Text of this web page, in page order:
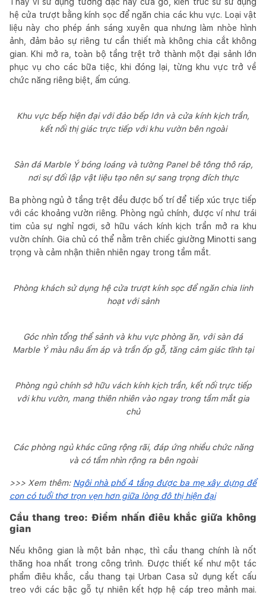
hệ cửa trượt bằng kính sọc để ngăn chia các khu vực. Loại vật
liệu này cho phép ánh sáng xuyên qua nhưng làm nhòe hình
ảnh, đảm bảo sự riêng tư cần thiết mà không chia cắt không
gian. Khi mở ra, toàn bộ tầng trệt trở thành một đại sảnh lớn
phục vụ cho các bữa tiệc, khi đóng lại, từng khu vực trở về
chức năng riêng biệt, ấm cúng.
Khu vực bếp hiện đại với đảo bếp lớn và cửa kính kịch trần,
kết nối thị giác trực tiếp với khu vườn bên ngoài
Sàn đá Marble Ý bóng loáng và tường Panel bê tông thô ráp,
nơi sự đối lập vật liệu tạo nên sự sang trọng đích thực
Ba phòng ngủ ở tầng trệt đều được bố trí để tiếp xúc trực tiếp
với các khoảng vườn riêng. Phòng ngủ chính, được ví như trái
tim của sự nghỉ ngơi, sở hữu vách kính kịch trần mở ra khu
vườn chính. Gia chủ có thể nằm trên chiếc giường Minotti sang
trọng và cảm nhận thiên nhiên ngay trong tầm mắt.
Phòng khách sử dụng hệ cửa trượt kính sọc để ngăn chia linh
hoạt với sảnh
Góc nhìn tổng thể sảnh và khu vực phòng ăn, với sàn đá
Marble Ý màu nâu ấm áp và trần ốp gỗ, tăng cảm giác tĩnh tại
Phòng ngủ chính sở hữu vách kính kịch trần, kết nối trực tiếp
với khu vườn, mang thiên nhiên vào ngay trong tầm mắt gia
chủ
Các phòng ngủ khác cũng rộng rãi, đáp ứng nhiều chức năng
và có tầm nhìn rộng ra bên ngoài
>>> Xem thêm: Ngôi nhà phố 4 tầng được ba mẹ xây dựng để
con có tuổi thơ trọn vẹn hơn giữa lòng đô thị hiện đại
Cầu thang treo: Điểm nhấn điêu khắc giữa không
gian
Nếu không gian là một bản nhạc, thì cầu thang chính là nốt
thăng hoa nhất trong công trình. Được thiết kế như một tác
phẩm điêu khắc, cầu thang tại Urban Casa sử dụng kết cấu
treo với các bậc gỗ tự nhiên kết hợp hệ cáp treo mảnh mai.